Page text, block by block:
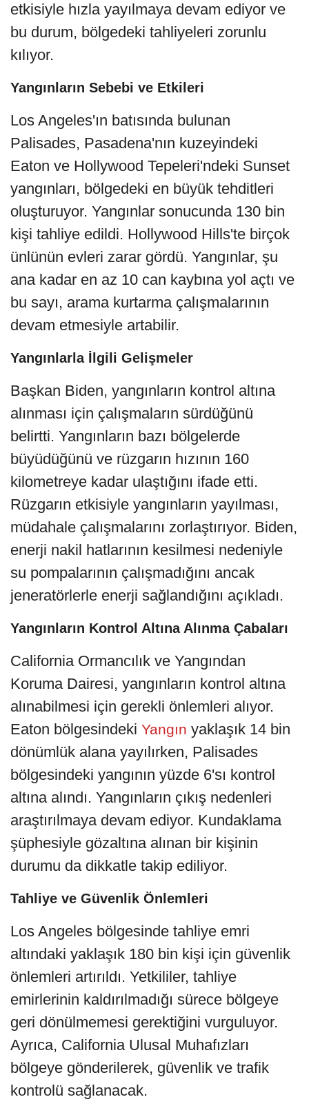
etkisiyle hızla yayılmaya devam ediyor ve
bu durum, bölgedeki tahliyeleri zorunlu
kılıyor.
Yangınların Sebebi ve Etkileri
Los Angeles'ın batısında bulunan
Palisades, Pasadena'nın kuzeyindeki
Eaton ve Hollywood Tepeleri'ndeki Sunset
yangınları, bölgedeki en büyük tehditleri
oluşturuyor. Yangınlar sonucunda 130 bin
kişi tahliye edildi. Hollywood Hills'te birçok
ünlünün evleri zarar gördü. Yangınlar, şu
ana kadar en az 10 can kaybına yol açtı ve
bu sayı, arama kurtarma çalışmalarının
devam etmesiyle artabilir.
Yangınlarla İlgili Gelişmeler
Başkan Biden, yangınların kontrol altına
alınması için çalışmaların sürdüğünü
belirtti. Yangınların bazı bölgelerde
büyüdüğünü ve rüzgarın hızının 160
kilometreye kadar ulaştığını ifade etti.
Rüzgarın etkisiyle yangınların yayılması,
müdahale çalışmalarını zorlaştırıyor. Biden,
enerji nakil hatlarının kesilmesi nedeniyle
su pompalarının çalışmadığını ancak
jeneratörlerle enerji sağlandığını açıkladı.
Yangınların Kontrol Altına Alınma Çabaları
California Ormancılık ve Yangından
Koruma Dairesi, yangınların kontrol altına
alınabilmesi için gerekli önlemleri alıyor.
Eaton bölgesindeki Yangın yaklaşık 14 bin
dönümlük alana yayılırken, Palisades
bölgesindeki yangının yüzde 6'sı kontrol
altına alındı. Yangınların çıkış nedenleri
araştırılmaya devam ediyor. Kundaklama
şüphesiyle gözaltına alınan bir kişinin
durumu da dikkatle takip ediliyor.
Tahliye ve Güvenlik Önlemleri
Los Angeles bölgesinde tahliye emri
altındaki yaklaşık 180 bin kişi için güvenlik
önlemleri artırıldı. Yetkililer, tahliye
emirlerinin kaldırılmadığı sürece bölgeye
geri dönülmemesi gerektiğini vurguluyor.
Ayrıca, California Ulusal Muhafızları
bölgeye gönderilerek, güvenlik ve trafik
kontrolü sağlanacak.